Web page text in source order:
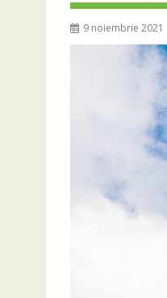
9 noiembrie 2021